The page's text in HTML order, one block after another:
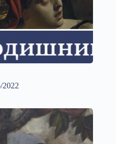
2022